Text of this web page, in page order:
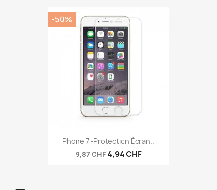
IPhone 7 -protection Écran...
9,87 CHF4,94 CHF
-50%